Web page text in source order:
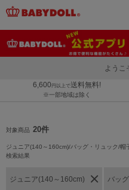
ようこ
6,600 円以上で送料無料!
※一部地域は除く
対象商品 20件
ジュニア(140～160cm)/バッグ・リュック/
検索結果
ジュニア(140～160cm) バッ